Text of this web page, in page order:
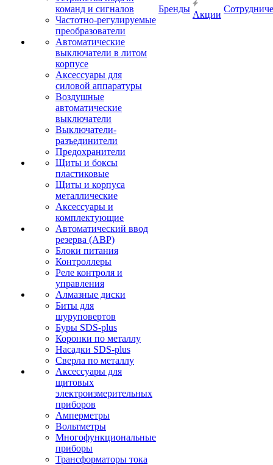
команд и сигналов
Частотно-регулируемые
преобразователи
Автоматические
выключатели в литом
корпусе
Аксессуары для
силовой аппаратуры
Воздушные
автоматические
выключатели
Выключатели-
разъединители
Предохранители
Щиты и боксы
пластиковые
Щиты и корпуса
металлические
Аксессуары и
комплектующие
Автоматический ввод
резерва (АВР)
Блоки питания
Контроллеры
Реле контроля и
управления
Алмазные диски
Биты для
шуруповертов
Буры SDS-plus
Коронки по металлу
Насадки SDS-plus
Сверла по металлу
Аксессуары для
щитовых
электроизмерительных
приборов
Амперметры
Вольтметры
Многофункциональные
приборы
Трансформаторы тока
Бренды
Акции